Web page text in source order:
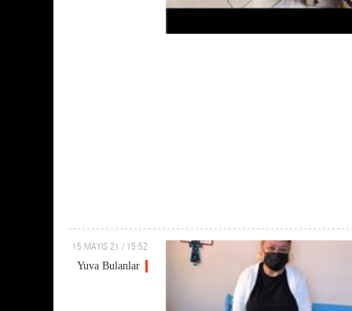
15 MAYIS 21 / 15:52
Yuva Bulanlar